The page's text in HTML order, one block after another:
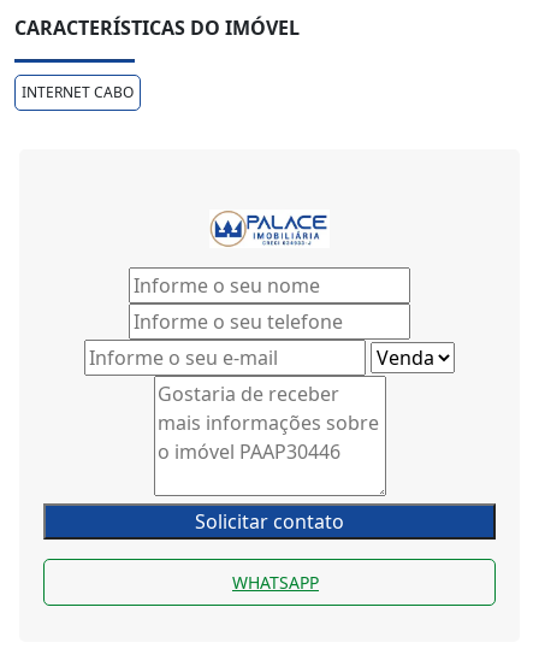
CARACTERÍSTICAS DO IMÓVEL
INTERNET CABO
Solicitar contato
WHATSAPP